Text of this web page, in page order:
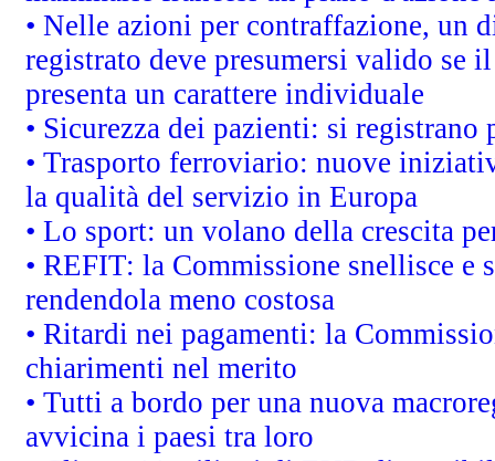
• Nelle azioni per contraffazione, un
registrato deve presumersi valido se
presenta un carattere individuale
• Sicurezza dei pazienti: si
• Trasporto ferroviario: nuove
la qualità del servizio in Europa
• Lo sport: un volano della crescita
• REFIT: la Commissione snellisce
rendendola meno costosa
• Ritardi nei pagamenti: la
chiarimenti nel merito
• Tutti a bordo per una nuova
avvicina i paesi tra loro